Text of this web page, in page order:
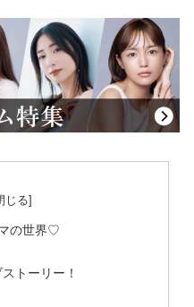
の世界♡
トーリー！